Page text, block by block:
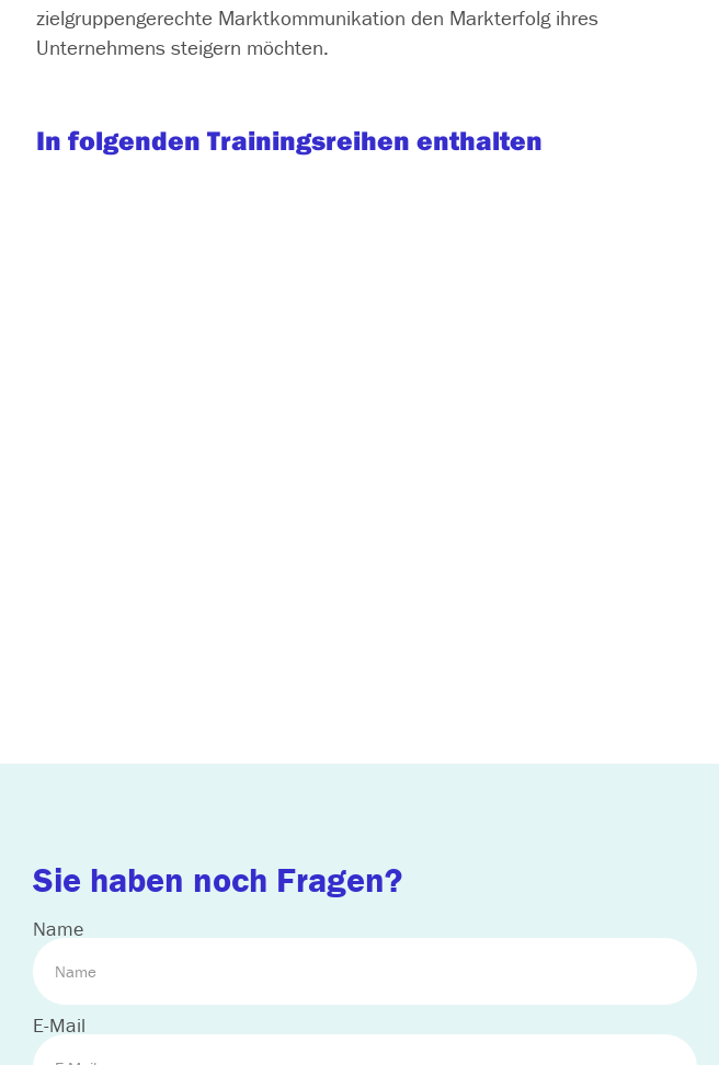
zielgruppengerechte Marktkommunikation den Markterfolg ihres
Unternehmens steigern möchten.
In folgenden Trainingsreihen enthalten
Sie haben noch Fragen?
Name
E-Mail